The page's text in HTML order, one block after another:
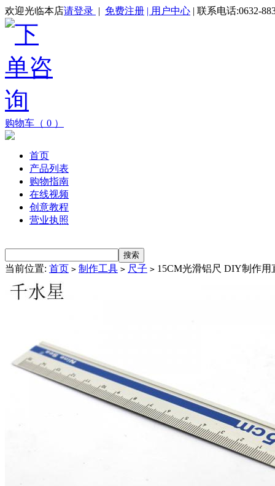
欢迎光临本店请登录 | 免费注册 | 用户中心 | 联系电话:0632-
购物车（ 0 ）
首页
产品列表
购物指南
在线视频
创意教程
营业执照
当前位置: 首页 > 制作工具 > 尺子 > 15CM光滑铝尺 DIY制作